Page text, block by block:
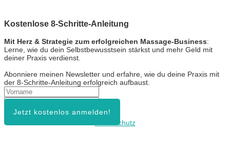
Kostenlose 8-Schritte-Anleitung
Mit Herz & Strategie zum erfolgreichen Massage-Business:
Lerne, wie du dein Selbstbewusstsein stärkst und mehr Geld mit
deiner Praxis verdienst.
Abonniere meinen Newsletter und erfahre, wie du deine Praxis mit
der 8-Schritte-Anleitung erfolgreich aufbaust.
Jetzt kostenlos anmelden!
Datenschutz